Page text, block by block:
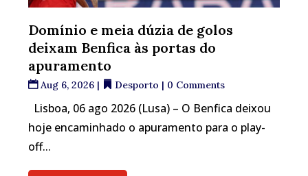
Domínio e meia dúzia de golos
deixam Benfica às portas do
apuramento
Aug 6, 2026 | Desporto | 0 Comments
Lisboa, 06 ago 2026 (Lusa) – O Benfica deixou
hoje encaminhado o apuramento para o play-
off...